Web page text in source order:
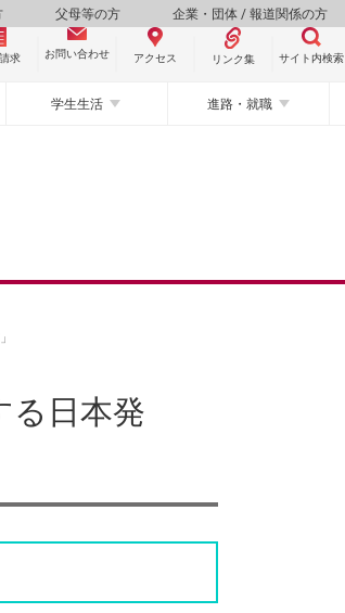
父母等の方 企業・団体 / 報道関係の方
求 お問い合わせ アクセス リンク集 サイト内検索
学生生活 進路・就職
る日本発